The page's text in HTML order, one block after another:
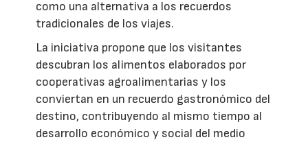
como una alternativa a los recuerdos
tradicionales de los viajes.
La iniciativa propone que los visitantes
descubran los alimentos elaborados por
cooperativas agroalimentarias y los
conviertan en un recuerdo gastronómico del
destino, contribuyendo al mismo tiempo al
desarrollo económico y social del medio